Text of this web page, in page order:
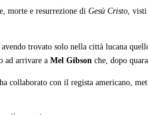
morte e resurrezione di Gesù Cristo, visti
avendo trovato solo nella città lucana
ad arrivare a Mel Gibson che, dopo
collaborato con il regista americano,